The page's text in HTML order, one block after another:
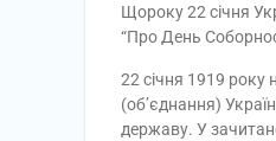
Щороку 22 січня
“Про День
22 січня 1919 року
(об’єднання)
державу. У